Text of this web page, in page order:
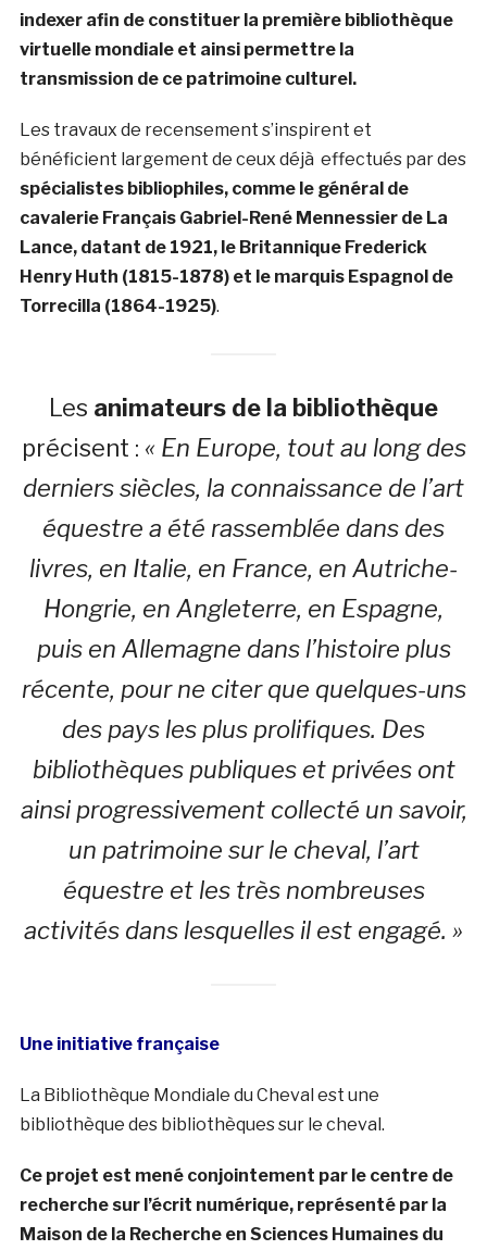
indexer afin de constituer la première bibliothèque
virtuelle mondiale et ainsi permettre la
transmission de ce patrimoine culturel.
Les travaux de recensement s’inspirent et
bénéficient largement de ceux déjà effectués par des
spécialistes bibliophiles, comme le général de
cavalerie Français Gabriel-René Mennessier de La
Lance, datant de 1921, le Britannique Frederick
Henry Huth (1815-1878) et le marquis Espagnol de
Torrecilla (1864-1925).
Les animateurs de la bibliothèque
précisent : « En Europe, tout au long des
derniers siècles, la connaissance de l’art
équestre a été rassemblée dans des
livres, en Italie, en France, en Autriche-
Hongrie, en Angleterre, en Espagne,
puis en Allemagne dans l’histoire plus
récente, pour ne citer que quelques-uns
des pays les plus prolifiques. Des
bibliothèques publiques et privées ont
ainsi progressivement collecté un savoir,
un patrimoine sur le cheval, l’art
équestre et les très nombreuses
activités dans lesquelles il est engagé. »
Une initiative française
La Bibliothèque Mondiale du Cheval est une
bibliothèque des bibliothèques sur le cheval.
Ce projet est mené conjointement par le centre de
recherche sur l’écrit numérique, représenté par la
Maison de la Recherche en Sciences Humaines du